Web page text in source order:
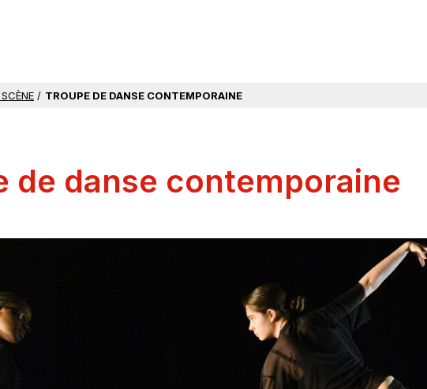
/ TROUPE DE DANSE CONTEMPORAINE
de danse contemporaine